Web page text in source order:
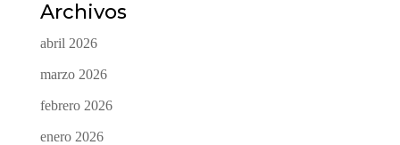
Archivos
abril 2026
marzo 2026
febrero 2026
enero 2026